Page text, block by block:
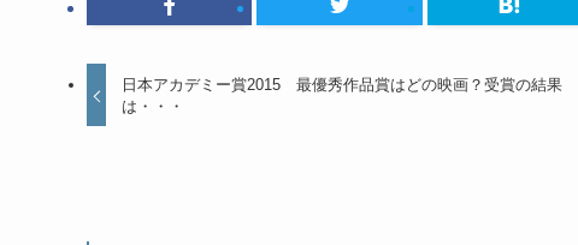
日本アカデミー賞2015 最優秀作品賞はどの映画？受賞の結果
は・・・